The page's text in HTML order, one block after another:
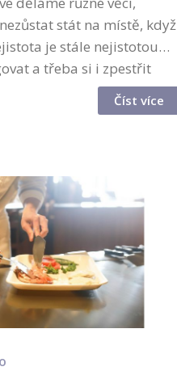
stát na místě, když
je stále nejistotou…
a třeba si i zpestřit
obzvláště vy, co
Číst více